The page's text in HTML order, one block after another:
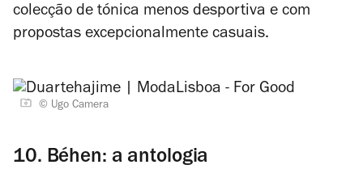
colecção de tónica menos desportiva e com
propostas excepcionalmente casuais.
© Ugo Camera
10. Béhen: a antologia